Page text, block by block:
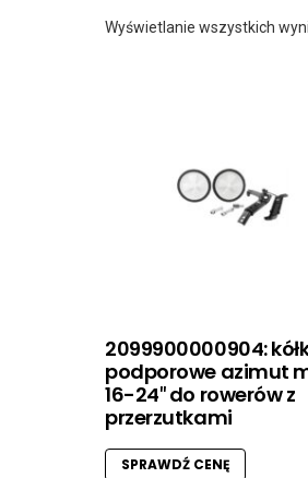
Wyświetlanie wszystkich
2099900000904:
podporowe azimut
16-24″ do rowerów z
przerzutkami
SPRAWDŹ CENĘ